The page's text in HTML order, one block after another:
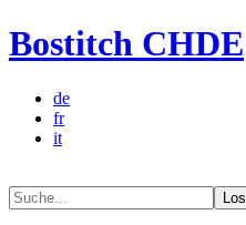
Bostitch CHDE
de
fr
it
Los